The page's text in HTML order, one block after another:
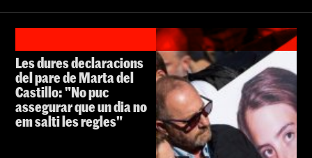
Les dures declaracions
del pare de Marta del
Castillo: "No puc
assegurar que un dia no
em salti les regles"